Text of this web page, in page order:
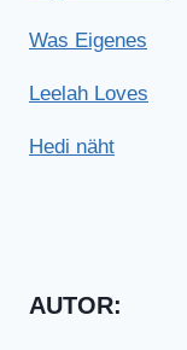
Was Eigenes
Leelah Loves
Hedi näht
AUTOR: